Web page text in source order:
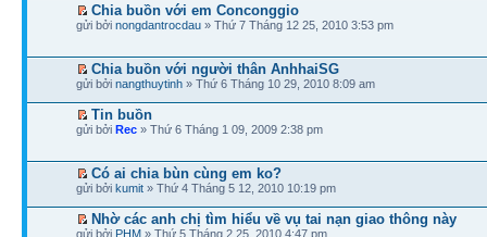
Chia buồn với em Conconggio
gửi bởi nongdantrocdau » Thứ 7 Tháng 12 25, 2010 3:53 pm
Chia buồn với người thân AnhhaiSG
gửi bởi nangthuytinh » Thứ 6 Tháng 10 29, 2010 8:09 am
Tin buồn
gửi bởi Rec » Thứ 6 Tháng 1 09, 2009 2:38 pm
Có ai chia bùn cùng em ko?
gửi bởi kumit » Thứ 4 Tháng 5 12, 2010 10:19 pm
Nhờ các anh chị tìm hiểu về vụ tai nạn giao thông này
gửi bởi PHM » Thứ 5 Tháng 2 25, 2010 4:47 pm